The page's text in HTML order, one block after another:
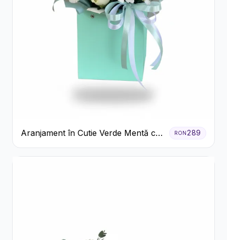
Aranjament în Cutie Verde Mentă cu
Trandafiri și Alstroemeria
RON289